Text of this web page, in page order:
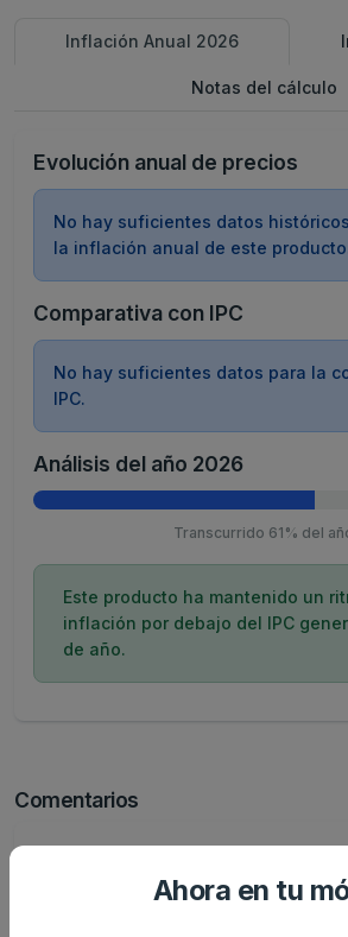
Inflación Anual 2026
Notas del cálculo
Evolución anual de precios
No hay suficientes datos
la inflación anual de este
Comparativa con IPC
No hay suficientes datos para la
IPC.
Análisis del año 2026
Transcurrido 61% del
Este producto ha mantenido un
inflación por debajo del IPC
de año.
Comentarios
Ahora en tu